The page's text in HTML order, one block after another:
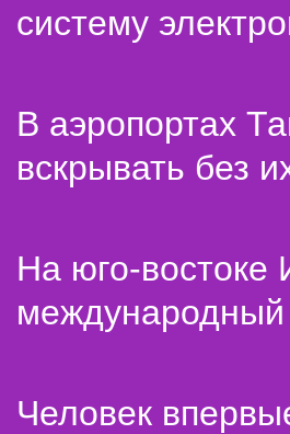
систему
В аэропортах
вскрывать без
На юго-востоке
международный
Человек